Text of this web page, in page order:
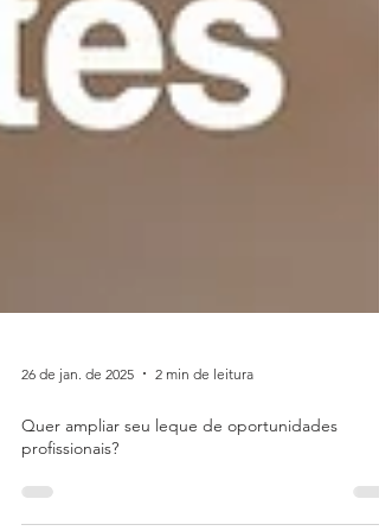
26 de jan. de 2025 2 min de leitura
profissionais?